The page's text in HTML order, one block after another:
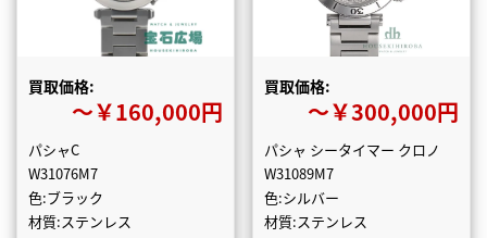
買取価格:
〜￥160,000円
パシャC
W31076M7
色:ブラック
材質:ステンレス
買取価格:
〜￥300,000円
パシャ シータイマー クロノ
W31089M7
色:シルバー
材質:ステンレス